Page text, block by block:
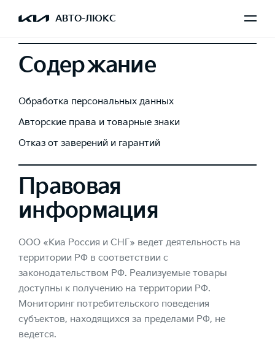
АВТО-ЛЮКС
Содержание
Обработка персональных данных
Авторские права и товарные знаки
Отказ от заверений и гарантий
Правовая
информация
ООО «Киа Россия и СНГ» ведет деятельность на
территории РФ в соответствии с
законодательством РФ. Реализуемые товары
доступны к получению на территории РФ.
Мониторинг потребительского поведения
субъектов, находящихся за пределами РФ, не
ведется.